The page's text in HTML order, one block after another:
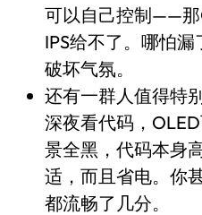
可以自己控制——那
IPS给不了。哪怕
破坏气氛。
还有一群人值得特
深夜看代码，
景全黑，代码本身
适，而且省电。你
都流畅了几分。